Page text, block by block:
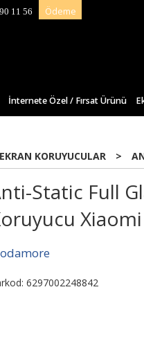
11 56 Ödeme
İnternete Özel / Fırsat Ürünü
KORUYUCULAR >
Static Full
6297002248842